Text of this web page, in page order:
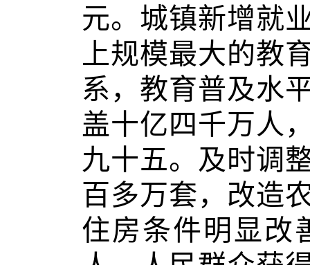
元。城镇新增就
上规模最大的教
系，教育普及水
盖十亿四千万人
九十五。及时调
百多万套，改造
住房条件明显改